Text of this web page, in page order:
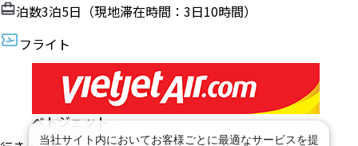
泊数3泊5日（現地滞在時間： 3日10時間）
フライト
ベトジェット
当社サイト内においてお客様ごとに最適なサービスを提